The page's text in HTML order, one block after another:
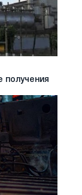
получения